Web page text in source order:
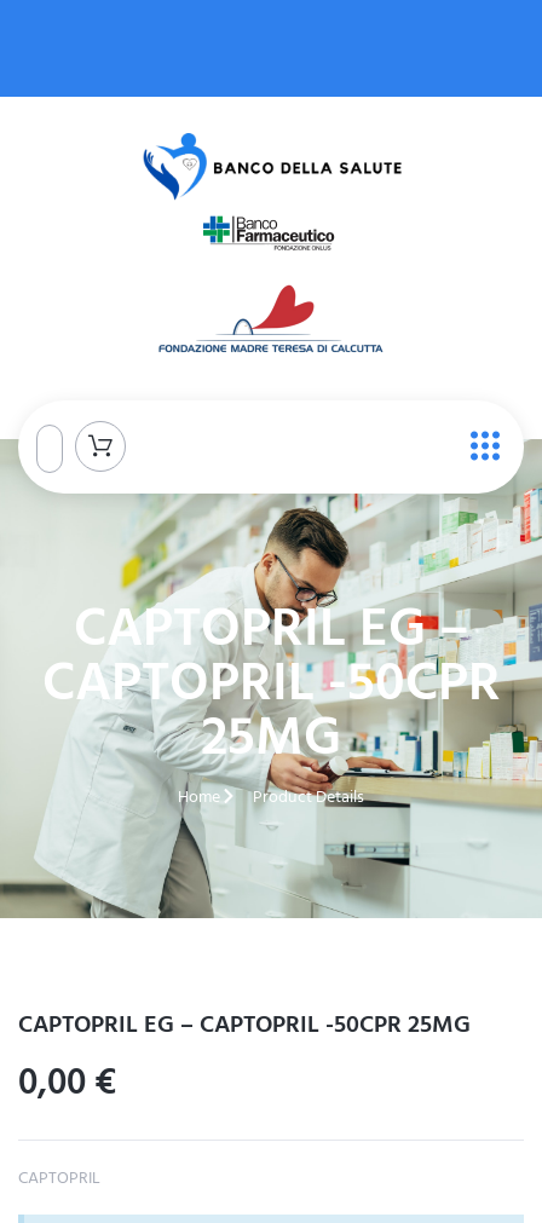
CAPTOPRIL EG –
CAPTOPRIL -50CPR
25MG
Home Product Details
CAPTOPRIL EG – CAPTOPRIL -50CPR 25MG
0,00€
CAPTOPRIL